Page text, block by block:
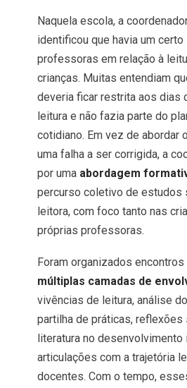
Naquela escola, a
identificou que havia um
professoras em relação à
crianças. Muitas entendiam
deveria ficar restrita aos dias
leitura e não fazia parte do
cotidiano. Em vez de abordar
uma falha a ser corrigida, a
por uma abordagem
percurso coletivo de estudos
leitora, com foco tanto nas
próprias professoras.
Foram organizados
múltiplas camadas de
vivências de leitura, análise
partilha de práticas, reflexões
literatura no desenvolvimento
articulações com a trajetória
docentes. Com o tempo,